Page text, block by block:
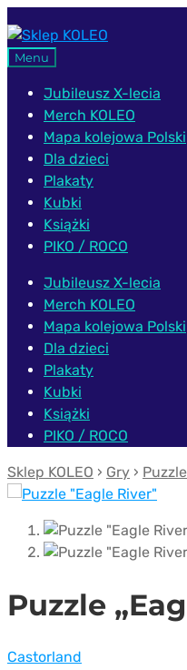
Przejdź
do
Przejdź
do
Menu
Jubileusz X-lecia
Merch KOLEO
Mapa kolejowa Polski
Dla dzieci
Plakaty
Kubki
Książki
PIKO / ROCO
Jubileusz X-lecia
Merch KOLEO
Mapa kolejowa Polski
Dla dzieci
Plakaty
Kubki
Książki
PIKO / ROCO
Sklep KOLEO › Gry › Puzzle
Puzzle
Castorland